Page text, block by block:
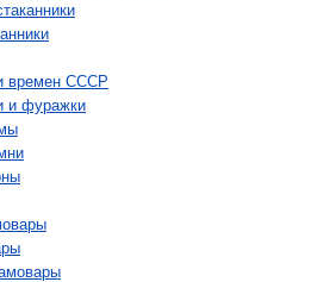
времен СССР
и фуражки